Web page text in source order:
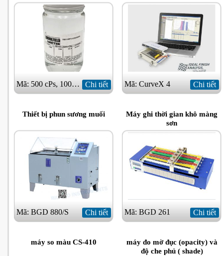
Mã: 500 cPs, 1000 cPs Chi tiết Mã: CurveX 4 Chi tiết
Thiết bị phun sương muối
Mã: BGD 880/S Chi tiết
Máy ghi thời gian khô màng
sơn
Mã: BGD 261 Chi tiết
máy so màu CS-410
máy đo mờ đục (opacity) và
độ che phủ ( shade)